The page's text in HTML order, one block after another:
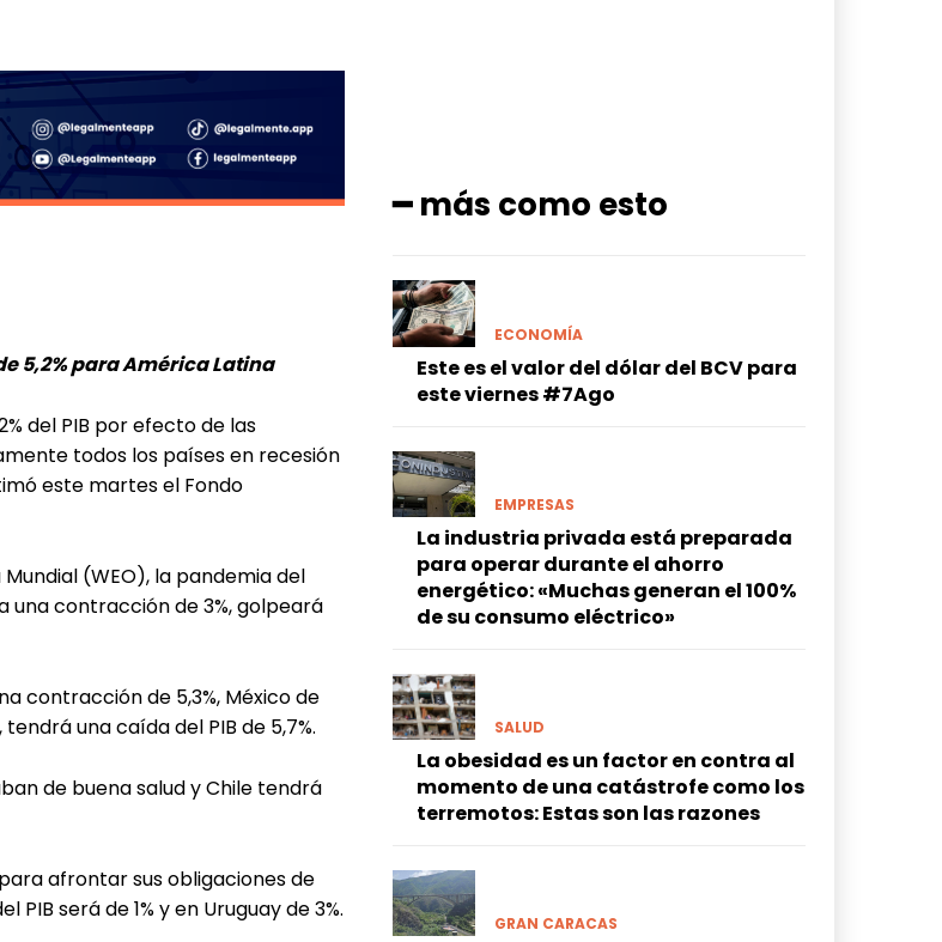
5,2% para América Latina
del PIB por efecto de las
todos los países en recesión
este martes el Fondo
(WEO), la pandemia del
una contracción de 3%, golpeará
contracción de 5,3%, México de
una caída del PIB de 5,7%.
de buena salud y Chile tendrá
afrontar sus obligaciones de
será de 1% y en Uruguay de 3%.
━ más como esto
ECONOMÍA
Este es el valor del dólar del BCV para
este viernes #7Ago
EMPRESAS
La industria privada está preparada
para operar durante el ahorro
energético: «Muchas generan el 100%
de su consumo eléctrico»
SALUD
La obesidad es un factor en contra al
momento de una catástrofe como los
terremotos: Estas son las razones
GRAN CARACAS